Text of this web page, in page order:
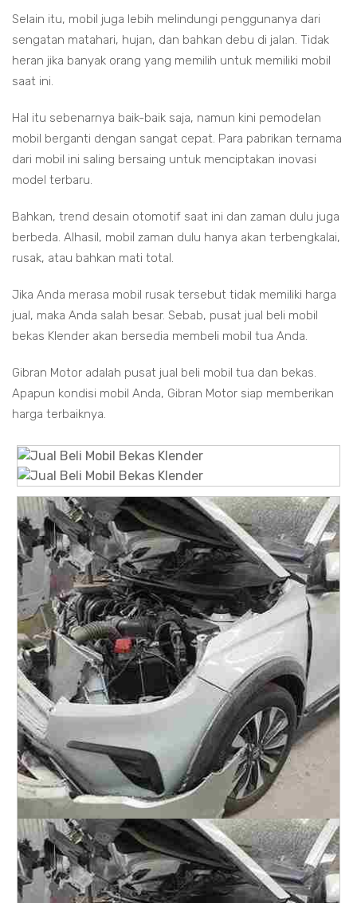
Selain itu, mobil juga lebih melindungi penggunanya dari
sengatan matahari, hujan, dan bahkan debu di jalan. Tidak
heran jika banyak orang yang memilih untuk memiliki mobil
saat ini.
Hal itu sebenarnya baik-baik saja, namun kini pemodelan
mobil berganti dengan sangat cepat. Para pabrikan ternama
dari mobil ini saling bersaing untuk menciptakan inovasi
model terbaru.
Bahkan, trend desain otomotif saat ini dan zaman dulu juga
berbeda. Alhasil, mobil zaman dulu hanya akan terbengkalai,
rusak, atau bahkan mati total.
Jika Anda merasa mobil rusak tersebut tidak memiliki harga
jual, maka Anda salah besar. Sebab, pusat jual beli mobil
bekas Klender akan bersedia membeli mobil tua Anda.
Gibran Motor adalah pusat jual beli mobil tua dan bekas.
Apapun kondisi mobil Anda, Gibran Motor siap memberikan
harga terbaiknya.